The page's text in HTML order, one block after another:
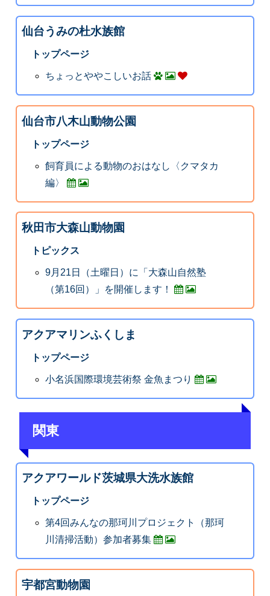
仙台うみの杜水族館
トップページ
ちょっとややこしいお話
仙台市八木山動物公園
トップページ
飼育員による動物のおはなし〈クマタカ
編〉
秋田市大森山動物園
トピックス
9月21日（土曜日）に「大森山自然塾
（第16回）」を開催します！
アクアマリンふくしま
トップページ
小名浜国際環境芸術祭 金魚まつり
関東
アクアワールド茨城県大洗水族館
トップページ
第4回みんなの那珂川プロジェクト（那珂
川清掃活動）参加者募集
宇都宮動物園